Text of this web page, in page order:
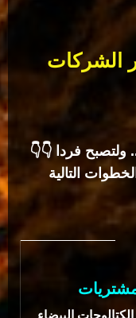
الشركات
👇👇 إن أردت فتح حساب في موقعنا ... ولتصبح فردا